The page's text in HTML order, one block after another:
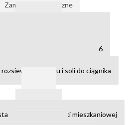
Zamówienia publiczne
samochodowa ogłoszenie nr 6
piasku i soli do ciągnika
ds kadr i gospodarki mieszkaniowej